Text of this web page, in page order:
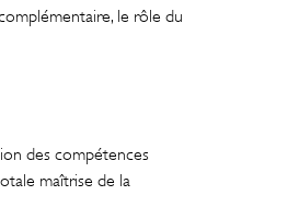
le rôle du
des compétences
maîtrise de la